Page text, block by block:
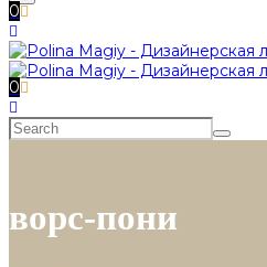
0
0
ворс-пони